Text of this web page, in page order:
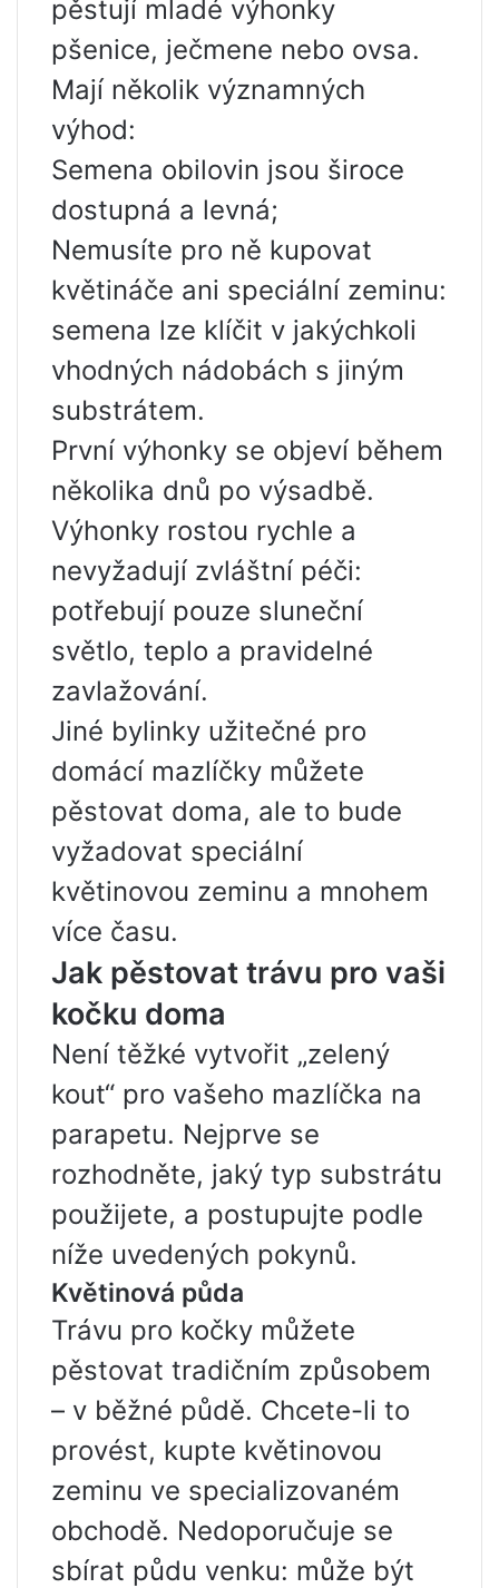
pěstují mladé výhonky
pšenice, ječmene nebo ovsa.
Mají několik významných
výhod:
Semena obilovin jsou široce
dostupná a levná;
Nemusíte pro ně kupovat
květináče ani speciální zeminu:
semena lze klíčit v jakýchkoli
vhodných nádobách s jiným
substrátem.
První výhonky se objeví během
několika dnů po výsadbě.
Výhonky rostou rychle a
nevyžadují zvláštní péči:
potřebují pouze sluneční
světlo, teplo a pravidelné
zavlažování.
Jiné bylinky užitečné pro
domácí mazlíčky můžete
pěstovat doma, ale to bude
vyžadovat speciální
květinovou zeminu a mnohem
více času.
Jak pěstovat trávu pro vaši
kočku doma
Není těžké vytvořit „zelený
kout“ pro vašeho mazlíčka na
parapetu. Nejprve se
rozhodněte, jaký typ substrátu
použijete, a postupujte podle
níže uvedených pokynů.
Květinová půda
Trávu pro kočky můžete
pěstovat tradičním způsobem
– v běžné půdě. Chcete-li to
provést, kupte květinovou
zeminu ve specializovaném
obchodě. Nedoporučuje se
sbírat půdu venku: může být